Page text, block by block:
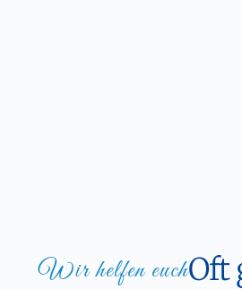
Wir helfen euchOft